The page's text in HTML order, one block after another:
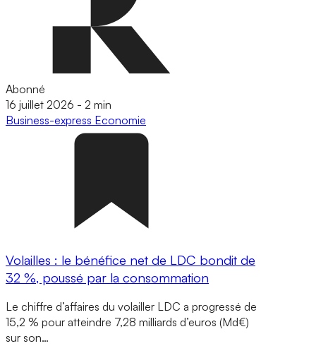
Abonné
16 juillet 2026 - 2 min
Business-express Economie
Volailles : le bénéfice net de LDC bondit de
32 %, poussé par la consommation
Le chiffre d’affaires du volailler LDC a progressé de
15,2 % pour atteindre 7,28 milliards d’euros (Md€)
sur son…